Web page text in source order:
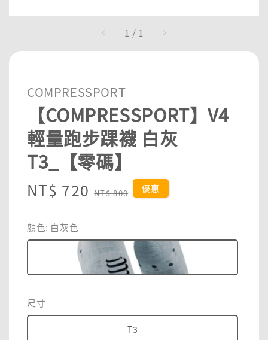
1 / 1
COMPRESSPORT
【COMPRESSPORT】V4
輕量跑步踝襪 白灰
T3_【零碼】
Sale
NT$ 720 Regular
NT$ 800 優惠
顏色: 白灰色
尺寸
T3